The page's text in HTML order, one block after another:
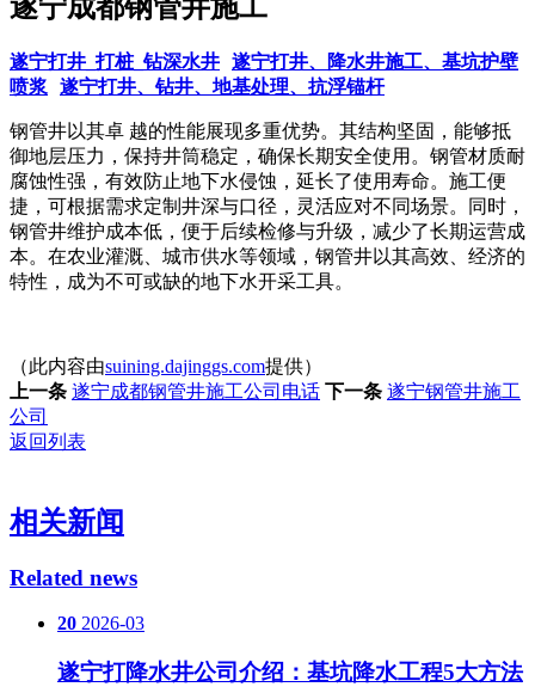
遂宁成都钢管井施工
遂宁打井_打桩_钻深水井 遂宁打井、降水井施工、基坑护壁
喷浆
遂宁打井、钻井、地基处理、抗浮锚杆
钢管井以其卓 越的性能展现多重优势。其结构坚固，能够抵
御地层压力，保持井筒稳定，确保长期安全使用。钢管材质耐
腐蚀性强，有效防止地下水侵蚀，延长了使用寿命。施工便
捷，可根据需求定制井深与口径，灵活应对不同场景。同时，
钢管井维护成本低，便于后续检修与升级，减少了长期运营成
本。在农业灌溉、城市供水等领域，钢管井以其高效、经济的
特性，成为不可或缺的地下水开采工具。
（此内容由suining.dajinggs.com提供）
上一条 遂宁成都钢管井施工公司电话 下一条 遂宁钢管井施工
公司
返回列表
相关新闻
Related news
20 2026-03
遂宁打降水井公司介绍：基坑降水工程5大方法